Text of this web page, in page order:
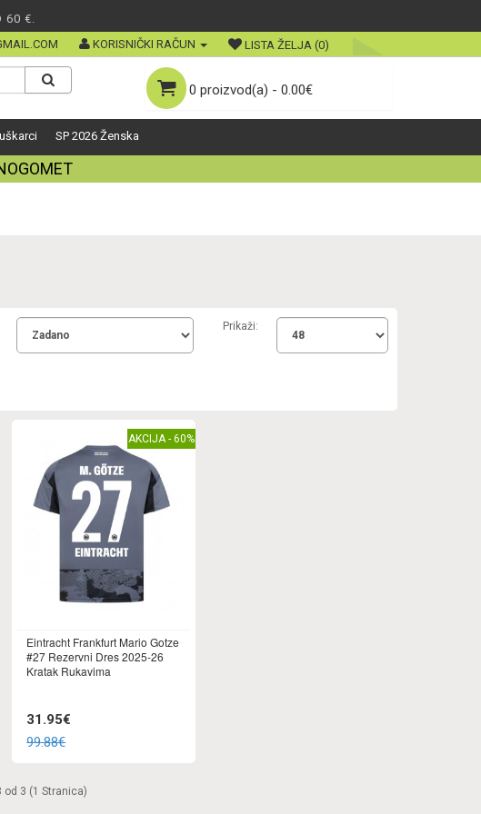
60 €.
KORISNIČKI RAČUN LISTA ŽELJA (0)
0 proizvod(a) - 0.00€
SP 2026 Ženska
Prikaži:
AKCIJA - 60%
Eintracht Frankfurt Mario Gotze
#27 Rezervni Dres 2025-26
Kratak Rukavima
31.95€
99.88€
od 3 (1 Stranica)